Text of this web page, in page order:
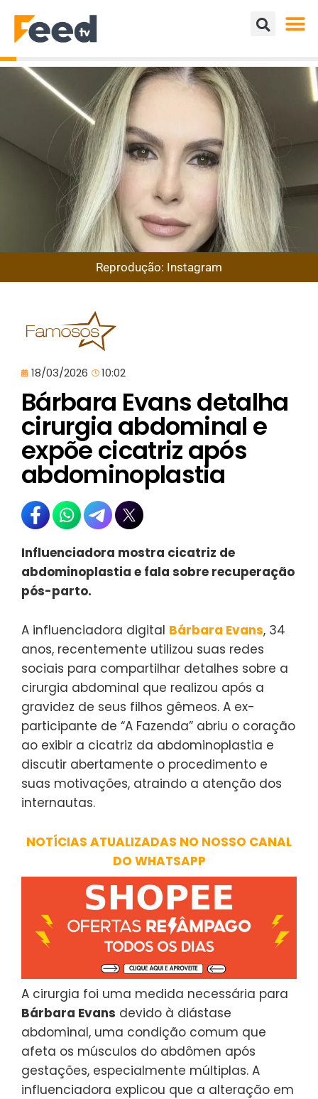
Reprodução: Instagram
18/03/2026 10:02
Bárbara Evans detalha
cirurgia abdominal e
expõe cicatriz após
abdominoplastia
Influenciadora mostra cicatriz de
abdominoplastia e fala sobre recuperação
pós-parto.
A influenciadora digital Bárbara Evans, 34
anos, recentemente utilizou suas redes
sociais para compartilhar detalhes sobre a
cirurgia abdominal que realizou após a
gravidez de seus filhos gêmeos. A ex-
participante de “A Fazenda” abriu o coração
ao exibir a cicatriz da abdominoplastia e
discutir abertamente o procedimento e
suas motivações, atraindo a atenção dos
internautas.
NOTÍCIAS ATUALIZADAS NO NOSSO CANAL
DO WHATSAPP
A cirurgia foi uma medida necessária para
Bárbara Evans devido à diástase
abdominal, uma condição comum que
afeta os músculos do abdômen após
gestações, especialmente múltiplas. A
influenciadora explicou que a alteração em